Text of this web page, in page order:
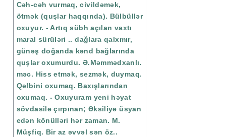
Cəh-cəh vurmaq, civildəmək,
ötmək (quşlar haqqında). Bülbüllər
oxuyur. - Artıq sübh açılan vaxtı
maral sürüləri .. dağlara qalxmır,
günəş doğanda kənd bağlarında
quşlar oxumurdu. Ə.Məmmədxanlı.
məc. Hiss etmək, sezmək, duymaq.
Qəlbini oxumaq. Baxışlarından
oxumaq. - Oxuyuram yeni həyat
sövdasilə çırpınan; Əksiliyə üsyan
edən könülləri hər zaman. M.
Müşfiq. Bir az əvvəl sən öz..